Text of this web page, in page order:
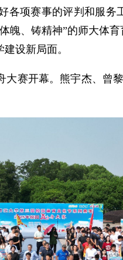
各项赛事的评判和服
魄、铸精神”的师大体
设新局面。
赛开幕。熊宇杰、曾